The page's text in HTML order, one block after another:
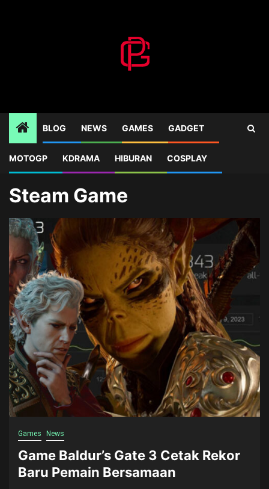
BLOG NEWS GAMES GADGET
MOTOGP KDRAMA HIBURAN COSPLAY
Home Blog Steam Game
Steam Game
Games News
Game Baldur’s Gate 3 Cetak Rekor
Baru Pemain Bersamaan